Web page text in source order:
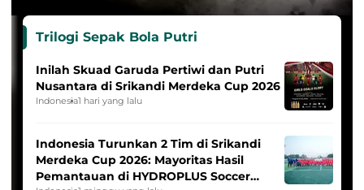
Trilogi Sepak Bola Putri
Inilah Skuad Garuda Pertiwi dan Putri
Nusantara di Srikandi Merdeka Cup 2026
Indonesia1 hari yang lalu
Indonesia Turunkan 2 Tim di Srikandi
Merdeka Cup 2026: Mayoritas Hasil
Pemantauan di HYDROPLUS Soccer